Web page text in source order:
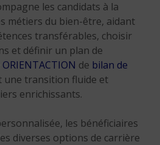
les candidats à la
métiers du bien-être, aidant
transférables, choisir
et définir un plan de
de bilan de
une transition fluide et
enrichissants.
les bénéficiaires
diverses options de carrière